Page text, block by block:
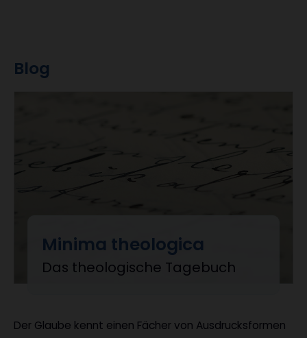
Blog
Minima theologica
:
Das theologische Tagebuch
Der Glaube kennt einen Fächer von Ausdrucksformen